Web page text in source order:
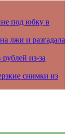
под юбку в
лжи и разгадала
из-за
снимки из